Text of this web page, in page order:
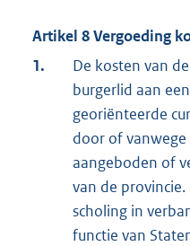
Artikel 8 Vergoeding
1.
De kosten van
burgerlid aan
georiënteerde
door of
aangeboden of
van de
scholing in
functie van